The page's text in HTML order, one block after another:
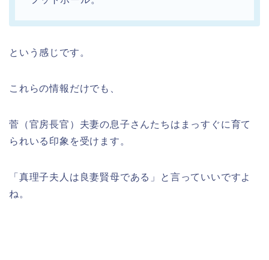
という感じです。
これらの情報だけでも、
菅（官房長官）夫妻の息子さんたちはまっすぐに育て
られいる印象を受けます。
「真理子夫人は良妻賢母である」と言っていいですよ
ね。